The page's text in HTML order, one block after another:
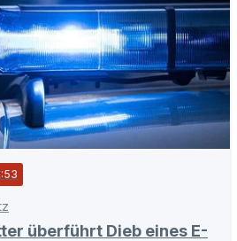
überführt Dieb eines E-